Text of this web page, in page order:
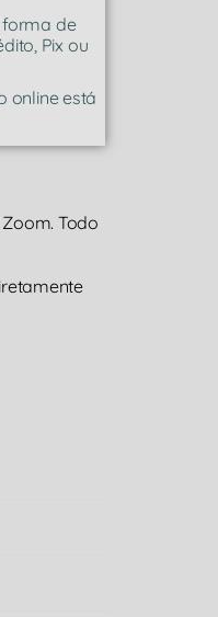
de
Pix ou
online está
Todo